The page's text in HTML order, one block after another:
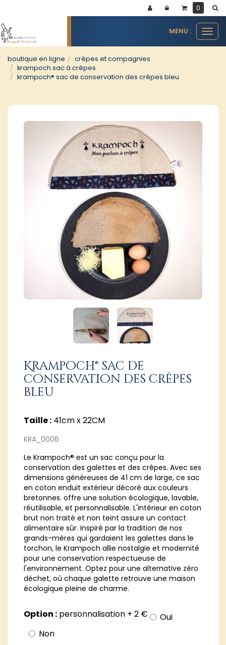
le
MENU :
boutique en ligne
crêpes et compagnies
krampoch sac à crêpes
krampoch® sac de conservation des crêpes bleu
Krampoch® sac de
conservation des crêpes
bleu
Taille : 41cm x 22CM
KRA_0006
Le Krampoch® est un sac conçu pour la
conservation des galettes et des crêpes. Avec ses
dimensions généreuses de 41 cm de large, ce sac
en coton enduit extérieur décoré aux couleurs
bretonnes. offre une solution écologique, lavable,
réutilisable, et personnalisable. L'intérieur en coton
brut non traité et non teint assure un contact
alimentaire sûr. Inspiré par la tradition de nos
grands-mères qui gardaient les galettes dans le
torchon, le Krampoch allie nostalgie et modernité
pour une conservation respectueuse de
l'environnement. Optez pour une alternative zéro
déchet, où chaque galette retrouve une maison
écologique pleine de charme.
Option : personnalisation + 2 €
Oui
Non
0